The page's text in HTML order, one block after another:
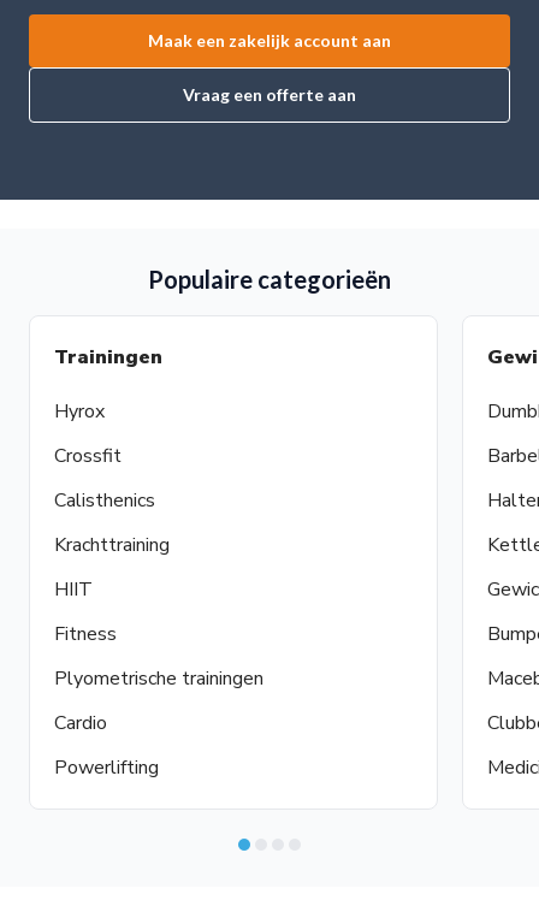
Maak een zakelijk account aan
Vraag een offerte aan
Populaire categorieën
Trainingen
Hyrox
Crossfit
Calisthenics
Krachttraining
HIIT
Fitness
Plyometrische trainingen
Cardio
Powerlifting